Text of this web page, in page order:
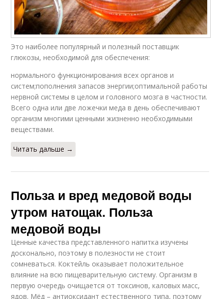
Это наиболее популярный и полезный поставщик
глюкозы, необходимой для обеспечения:
нормального функционирования всех органов и
систем;пополнения запасов энергии;оптимальной работы
нервной системы в целом и головного мозга в частности.
Всего одна или две ложечки меда в день обеспечивают
организм многими ценными жизненно необходимыми
веществами.
Читать дальше →
Польза и вред медовой воды
утром натощак. Польза
медовой воды
Ценные качества представленного напитка изучены
досконально, поэтому в полезности не стоит
сомневаться. Коктейль оказывает положительное
влияние на всю пищеварительную систему. Организм в
первую очередь очищается от токсинов, каловых масс,
ядов. Мёд – антиоксидант естественного типа, поэтому